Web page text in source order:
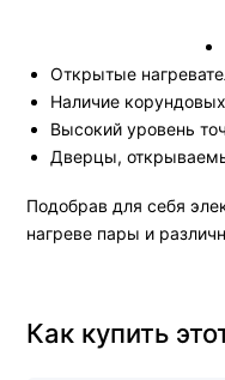
Открытые
Наличие
Высокий уровень
Дверцы,
Подобрав для себя
нагреве пары и
Как купить